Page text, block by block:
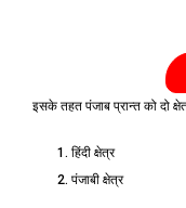
इसके तहत पंजाब प्रान्त को दो
हिंदी क्षेत्र
पंजाबी क्षेत्र